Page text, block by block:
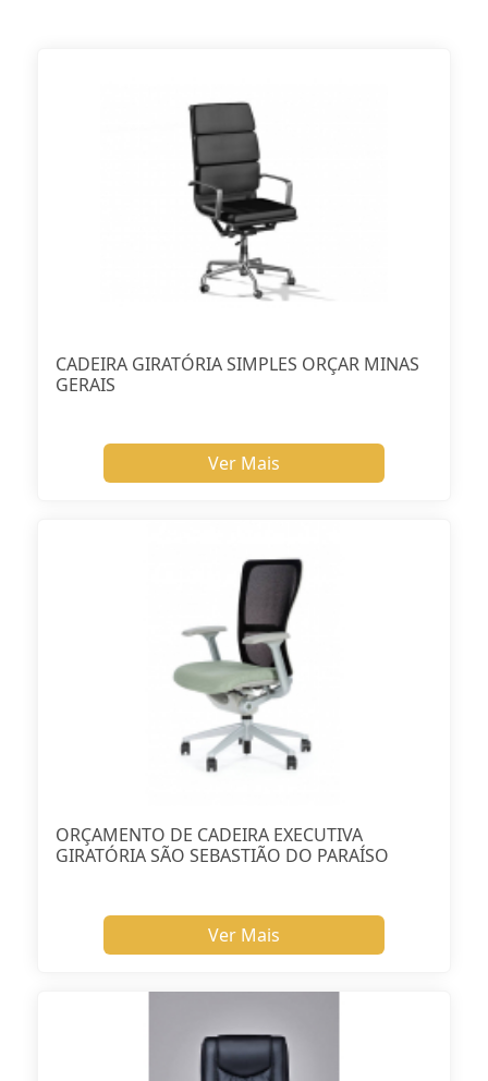
CADEIRA GIRATÓRIA SIMPLES ORÇAR MINAS
GERAIS
Ver Mais
ORÇAMENTO DE CADEIRA EXECUTIVA
GIRATÓRIA SÃO SEBASTIÃO DO PARAÍSO
Ver Mais